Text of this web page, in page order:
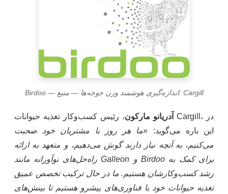
Birdoo — اندازه‌گیری هوشمند وزن جوجه‌ها — منبع: Cargill
آدریانو مارکون، رئیس کسب‌وکار تغذیه حیوانات Cargill، در
این باره می‌گوید: «ما هر روز با مشتریان خود صحبت
می‌کنیم، به آنچه نیاز دارند گوش می‌دهیم، و متعهد به ارائه
راه‌حل‌های نوآورانه مانند Galleon و Birdoo برای کمک به
رشد کسب‌وکارشان هستیم. ما در حال ترکیب تخصص عمیق
تغذیه حیوانات خود با فناوری‌های پیشرو هستیم تا بینش‌های